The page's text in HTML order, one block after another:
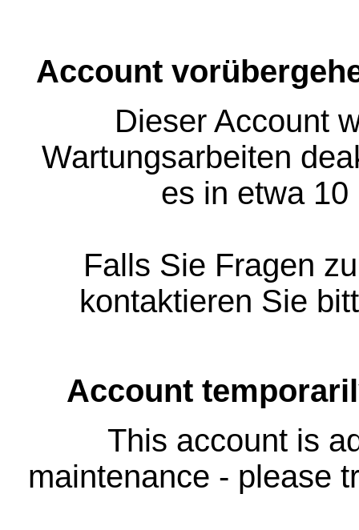
Account
Dieser Account
Wartungsarbeiten
es in etwa
Falls Sie Fragen
kontaktieren Sie
Account
This account is
maintenance - please